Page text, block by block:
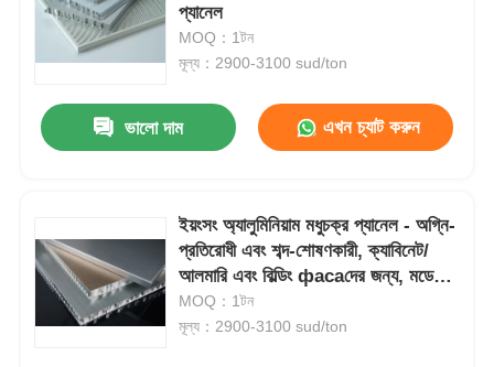
প্যানেল
MOQ：1টন
মূল্য：2900-3100 sud/ton
ভালো দাম এখন চ্যাট করুন
ইয়ংসং অ্যালুমিনিয়াম মধুচক্র প্যানেল - অগ্নি-
প্রতিরোধী এবং শব্দ-শোষণকারী, ক্যাবিনেট/
আলমারি এবং বিল্ডিং фасаদের জন্য, মডেল
3003/3004/5005/5052
MOQ：1টন
মূল্য：2900-3100 sud/ton